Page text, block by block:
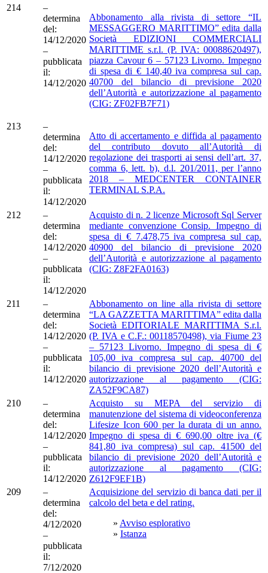
214
–
determina
del:
14/12/2020
–
pubblicata
il:
14/12/2020
Abbonamento alla rivista di settore “IL
MESSAGGERO MARITTIMO” edita dalla
Società EDIZIONI COMMERCIALI
MARITTIME s.r.l. (P. IVA: 00088620497),
piazza Cavour 6 – 57123 Livorno. Impegno
di spesa di € 140,40 iva compresa sul cap.
40700 del bilancio di previsione 2020
dell’Autorità e autorizzazione al pagamento
(CIG: ZF02FB7F71)
213
–
determina
del:
14/12/2020
–
pubblicata
il:
14/12/2020
Atto di accertamento e diffida al pagamento
del contributo dovuto all’Autorità di
regolazione dei trasporti ai sensi dell’art. 37,
comma 6, lett. b), d.l. 201/2011, per l’anno
2018 – MEDCENTER CONTAINER
TERMINAL S.P.A.
212
–
determina
del:
14/12/2020
–
pubblicata
il:
14/12/2020
Acquisto di n. 2 licenze Microsoft Sql Server
mediante convenzione Consip. Impegno di
spesa di € 7.478,75 iva compresa sul cap.
40900 del bilancio di previsione 2020
dell’Autorità e autorizzazione al pagamento
(CIG: Z8F2FA0163)
211
–
determina
del:
14/12/2020
–
pubblicata
il:
14/12/2020
Abbonamento on line alla rivista di settore
“LA GAZZETTA MARITTIMA” edita dalla
Società EDITORIALE MARITTIMA S.r.l.
(P. IVA e C.F.: 00118570498), via Fiume 23
– 57123 Livorno. Impegno di spesa di €
105,00 iva compresa sul cap. 40700 del
bilancio di previsione 2020 dell’Autorità e
autorizzazione al pagamento (CIG:
ZA52F9CA87)
210
–
determina
del:
14/12/2020
–
pubblicata
il:
14/12/2020
Acquisto su MEPA del servizio di
manutenzione del sistema di videoconferenza
Lifesize Icon 600 per la durata di un anno.
Impegno di spesa di € 690,00 oltre iva (€
841,80 iva compresa) sul cap. 41500 del
bilancio di previsione 2020 dell’Autorità e
autorizzazione al pagamento (CIG:
Z612F9EF1B)
209
–
determina
del:
4/12/2020
–
pubblicata
il:
7/12/2020
Acquisizione del servizio di banca dati per il
calcolo del beta e del rating.
» Avviso esplorativo
» Istanza